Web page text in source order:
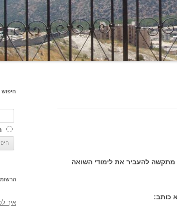
להעביר את לימודי השואה
כותב:
איך